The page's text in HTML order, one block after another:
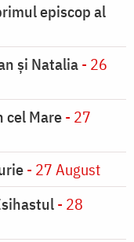
episcop al
și Natalia- 26
cel Mare- 27
- 27 August
- 28